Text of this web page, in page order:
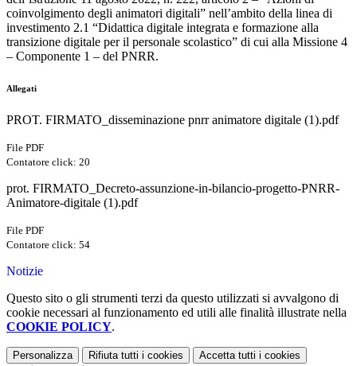
coinvolgimento degli animatori digitali” nell’ambito della linea di
investimento 2.1 “Didattica digitale integrata e formazione alla
transizione digitale per il personale scolastico” di cui alla Missione 4
– Componente 1 – del PNRR.
Allegati
PROT. FIRMATO_disseminazione pnrr animatore digitale (1).pdf
File PDF
Contatore click: 20
prot. FIRMATO_Decreto-assunzione-in-bilancio-progetto-PNRR-
Animatore-digitale (1).pdf
File PDF
Contatore click: 54
Notizie
Questo sito o gli strumenti terzi da questo utilizzati si avvalgono di
cookie necessari al funzionamento ed utili alle finalità illustrate nella
COOKIE POLICY.
Personalizza Rifiuta tutti i cookies Accetta tutti i cookies